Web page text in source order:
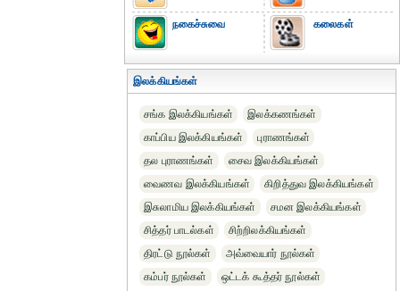
நகைச்சுவை கலைகள்
இலக்கியங்கள்
சங்க இலக்கியங்கள்
இலக்கணங்கள்
காப்பிய இலக்கியங்கள்
புராணங்கள்
தல புராணங்கள்
சைவ இலக்கியங்கள்
வைணவ இலக்கியங்கள்
கிறித்துவ இலக்கியங்கள்
இசுலாமிய இலக்கியங்கள்
சமன இலக்கியங்கள்
சித்தர் பாடல்கள்
சிற்றிலக்கியங்கள்
திரட்டு நூல்கள்
அவ்வையார் நூல்கள்
கம்பர் நூல்கள்
ஒட்டக் கூத்தர் நூல்கள்